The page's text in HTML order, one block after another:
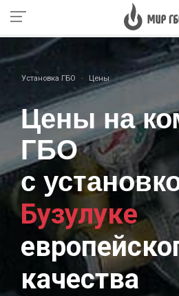
Установка ГБО Цены
Цены на
ГБО
с
Бузулуке
качества